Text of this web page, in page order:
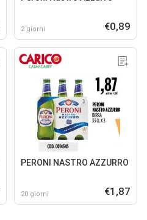
2 giorni €0,89
PERONI NASTRO AZZURRO
20 giorni €1,87